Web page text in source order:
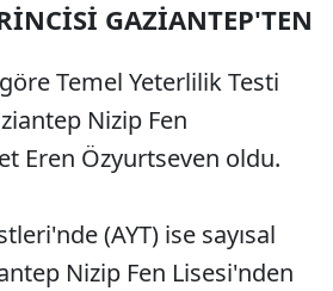
GAZİANTEP'TEN
Temel Yeterlilik Testi
Nizip Fen
Eren Özyurtseven oldu.
(AYT) ise sayısal
Nizip Fen Lisesi'nden